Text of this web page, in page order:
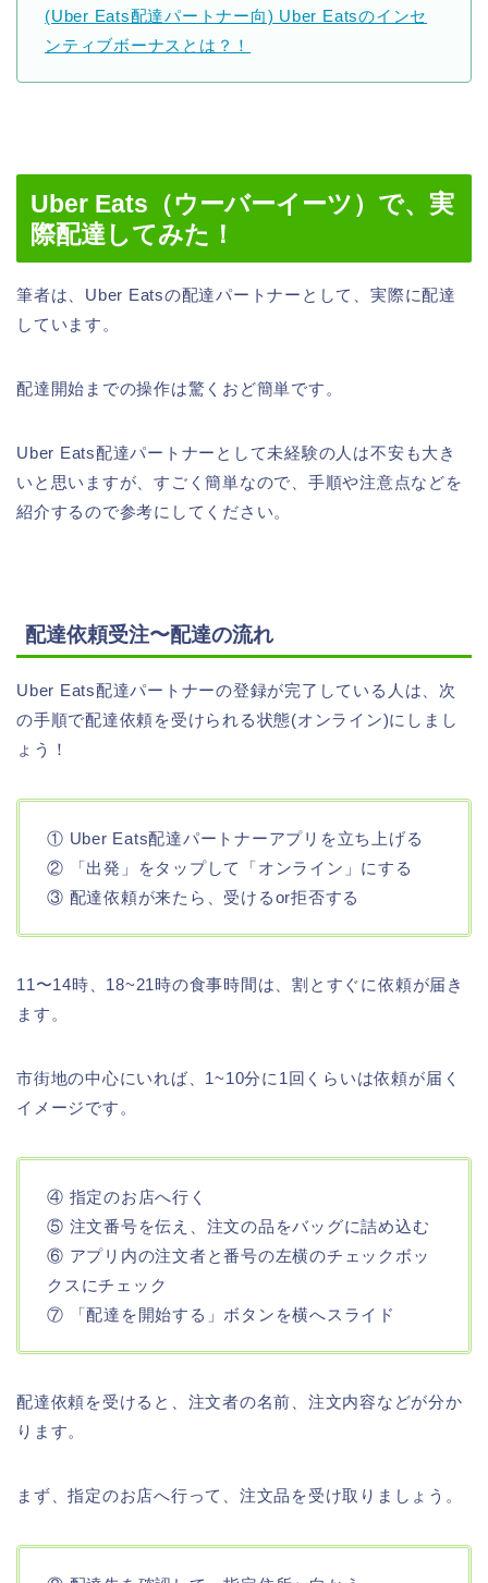
(Uber Eats配達パートナー向) Uber Eatsのインセ
ンティブボーナスとは？！
Uber Eats（ウーバーイーツ）で、実
際配達してみた！
筆者は、Uber Eatsの配達パートナーとして、実際に配達
しています。
配達開始までの操作は驚くおど簡単です。
Uber Eats配達パートナーとして未経験の人は不安も大き
いと思いますが、すごく簡単なので、手順や注意点などを
紹介するので参考にしてください。
配達依頼受注〜配達の流れ
Uber Eats配達パートナーの登録が完了している人は、次
の手順で配達依頼を受けられる状態(オンライン)にしまし
ょう！
① Uber Eats配達パートナーアプリを立ち上げる
② 「出発」をタップして「オンライン」にする
③ 配達依頼が来たら、受けるor拒否する
11〜14時、18~21時の食事時間は、割とすぐに依頼が届き
ます。
市街地の中心にいれば、1~10分に1回くらいは依頼が届く
イメージです。
④ 指定のお店へ行く
⑤ 注文番号を伝え、注文の品をバッグに詰め込む
⑥ アプリ内の注文者と番号の左横のチェックボッ
クスにチェック
⑦ 「配達を開始する」ボタンを横へスライド
配達依頼を受けると、注文者の名前、注文内容などが分か
ります。
まず、指定のお店へ行って、注文品を受け取りましょう。